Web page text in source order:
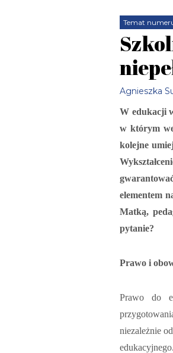
Temat
Agnieszka
W edukacji
w którym
kolejne
elementem
Matką,
pytanie?
Prawo i
Prawo do
niezależnie